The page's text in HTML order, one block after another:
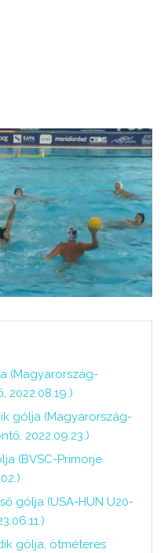
(Magyarország-
2022.08.19.)
gólja (Magyarország-
2022.09.23.)
(BVSC-Primorje
gólja (USA-HUN U20-
gólja, ötméteres